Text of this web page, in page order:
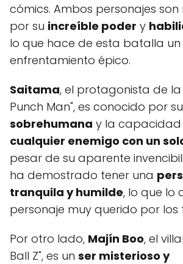
cómics. Ambos personajes
por su increíble poder y
lo que hace de esta batalla un
enfrentamiento épico.
Saitama, el protagonista de la
Punch Man", es conocido por su
sobrehumana y la capacidad
cualquier enemigo con un
pesar de su aparente
ha demostrado tener una
tranquila y humilde, lo que lo
personaje muy querido por los
Por otro lado, Majín Boo, el
Ball Z", es un ser misterioso y